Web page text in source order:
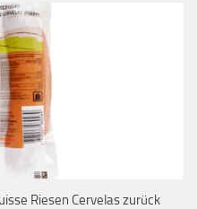
Riesen Cervelas zurück